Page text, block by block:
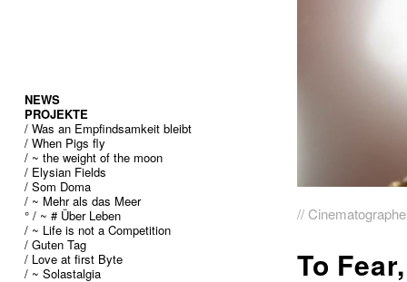
NEWS
PROJEKTE
/ Was an Empfindsamkeit bleibt
/ When Pigs fly
/ ~ the weight of the moon
/ Elysian Fields
/ Som Doma
/ ~ Mehr als das Meer
° / ~ # Über Leben
/ ~ Life is not a Competition
/ Guten Tag
/ Love at first Byte
/ ~ Solastalgia
//
To